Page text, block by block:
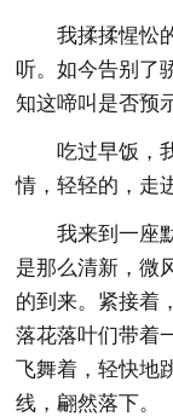
我揉揉惺忪
听。如今告别了
知这啼叫是否预
吃过早饭，
情，轻轻的，走
我来到一座
是那么清新，微
的到来。紧接着
落花落叶们带着
飞舞着，轻快地
线，翩然落下。